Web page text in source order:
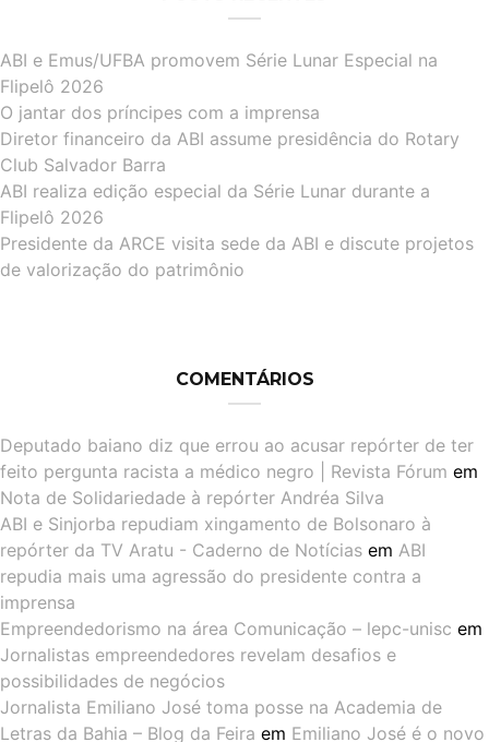
ABI e Emus/UFBA promovem Série Lunar Especial na
Flipelô 2026
O jantar dos príncipes com a imprensa
Diretor financeiro da ABI assume presidência do Rotary
Club Salvador Barra
ABI realiza edição especial da Série Lunar durante a
Flipelô 2026
Presidente da ARCE visita sede da ABI e discute projetos
de valorização do patrimônio
COMENTÁRIOS
Deputado baiano diz que errou ao acusar repórter de ter
feito pergunta racista a médico negro | Revista Fórum em
Nota de Solidariedade à repórter Andréa Silva
ABI e Sinjorba repudiam xingamento de Bolsonaro à
repórter da TV Aratu - Caderno de Notícias em ABI
repudia mais uma agressão do presidente contra a
imprensa
Empreendedorismo na área Comunicação – lepc-unisc em
Jornalistas empreendedores revelam desafios e
possibilidades de negócios
Jornalista Emiliano José toma posse na Academia de
Letras da Bahia – Blog da Feira em Emiliano José é o novo